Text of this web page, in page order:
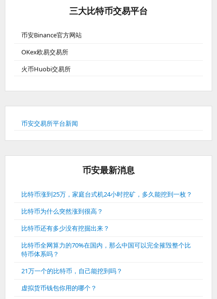
三大比特币交易平台
币安Binance官方网站
OKex欧易交易所
火币Huobi交易所
币安交易所平台新闻
币安最新消息
比特币涨到25万，家庭台式机24小时挖矿，多久能挖到一枚？
比特币为什么突然涨到很高？
比特币还有多少没有挖掘出来？
比特币全网算力的70%在国内，那么中国可以完全摧毁整个比
特币体系吗？
21万一个的比特币，自己能挖到吗？
虚拟货币钱包你用的哪个？